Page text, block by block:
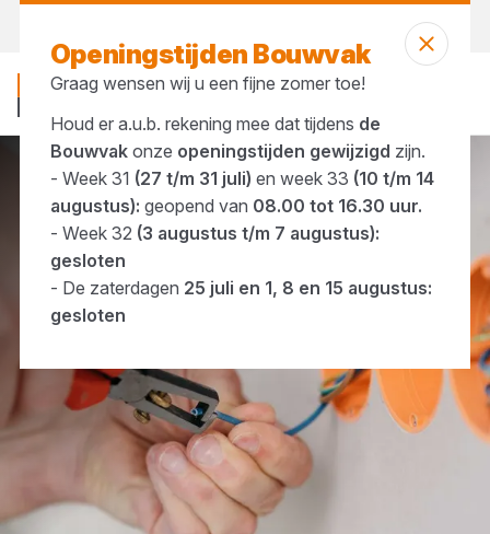
Merken Kopp
Openingstijden Bouwvak
Graag wensen wij u een fijne zomer toe!
Houd er a.u.b. rekening mee dat tijdens de
Bouwvakonze openingstijden gewijzigd zijn.
- Week 31 (27 t/m 31 juli) en week 33 (10 t/m 14
augustus): geopend van 08.00 tot 16.30 uur.
- Week 32 (3 augustus t/m 7 augustus):
gesloten
- De zaterdagen 25 juli en 1, 8 en 15 augustus:
gesloten